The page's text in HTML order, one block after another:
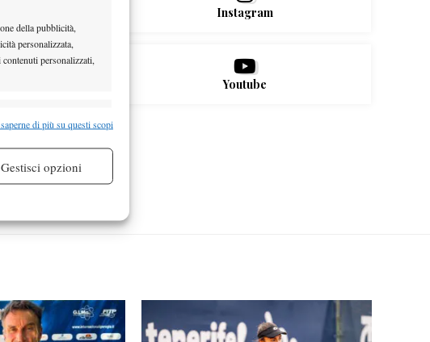
della pubblicità,
personalizzata,
personalizzati,
le
Sempre attivo
di più su questi scopi
Gestisci opzioni
Instagram
Youtube